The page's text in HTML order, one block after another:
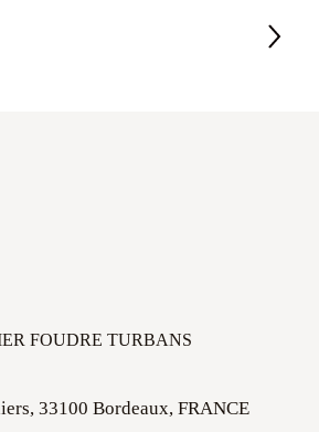
FOUDRE TURBANS
33100 Bordeaux, FRANCE